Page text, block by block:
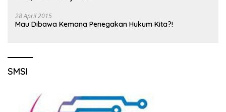
28 April 2015
Mau Dibawa Kemana Penegakan Hukum Kita?!
SMSI